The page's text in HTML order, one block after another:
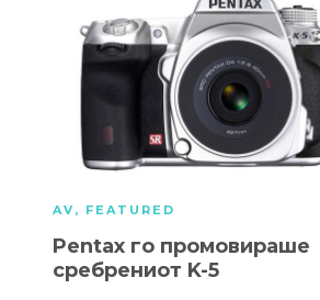
AV , FEATURED
Pentax го промовираше
сребрениот K-5